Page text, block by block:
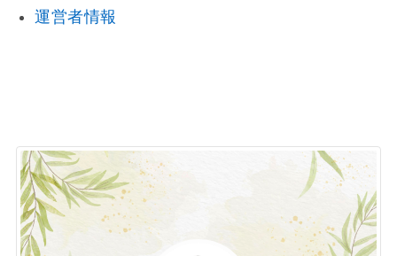
運営者情報